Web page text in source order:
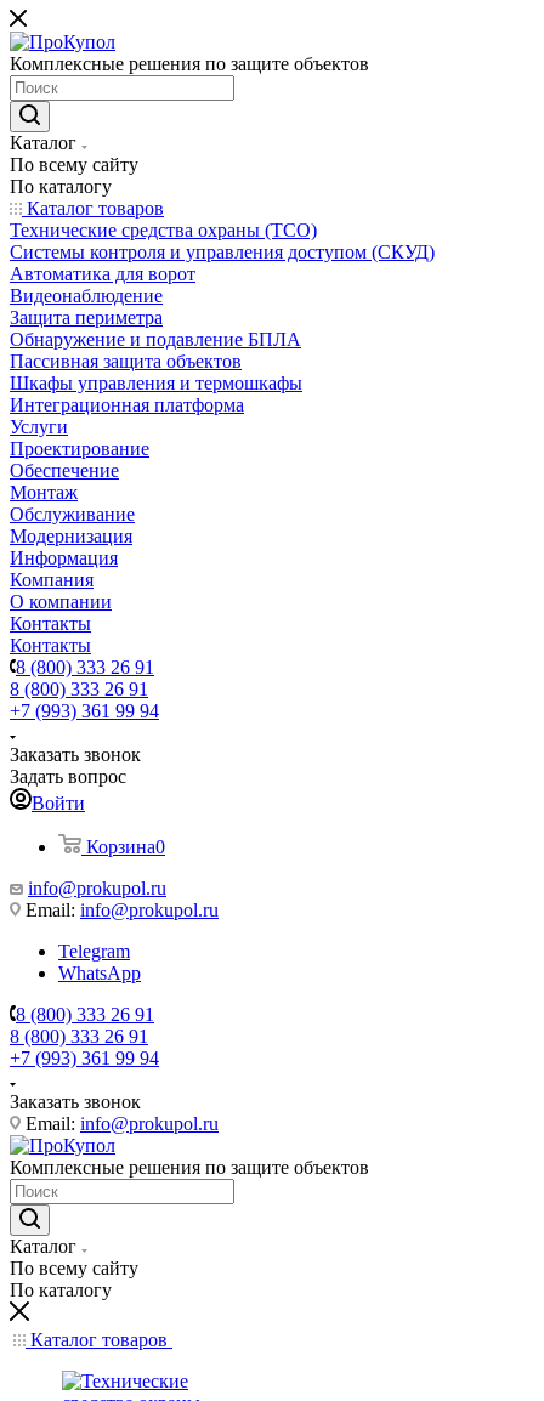
Комплексные решения по защите объектов
Каталог
По всему сайту
По каталогу
Каталог товаров
Технические средства охраны (ТСО)
Системы контроля и управления доступом (СКУД)
Автоматика для ворот
Видеонаблюдение
Защита периметра
Обнаружение и подавление БПЛА
Пассивная защита объектов
Шкафы управления и термошкафы
Интеграционная платформа
Услуги
Проектирование
Обеспечение
Монтаж
Обслуживание
Модернизация
Информация
Компания
О компании
Контакты
Контакты
8 (800) 333 26 91
8 (800) 333 26 91
+7 (993) 361 99 94
Заказать звонок
Задать вопрос
Войти
Корзина0
info@prokupol.ru
Email: info@prokupol.ru
Telegram
WhatsApp
8 (800) 333 26 91
8 (800) 333 26 91
+7 (993) 361 99 94
Заказать звонок
Email: info@prokupol.ru
Комплексные решения по защите объектов
Каталог
По всему сайту
По каталогу
Каталог товаров